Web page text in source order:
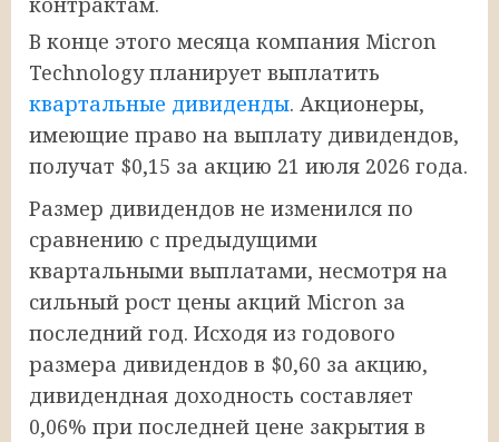
В конце этого месяца компания Micron
Technology планирует выплатить
квартальные дивиденды. Акционеры,
имеющие право на выплату дивидендов,
получат $0,15 за акцию 21 июля 2026 года.
Размер дивидендов не изменился по
сравнению с предыдущими
квартальными выплатами, несмотря на
сильный рост цены акций Micron за
последний год. Исходя из годового
размера дивидендов в $0,60 за акцию,
дивидендная доходность составляет
0,06% при последней цене закрытия в